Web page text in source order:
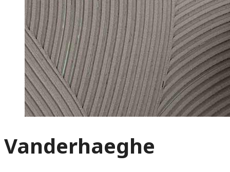
Vanderhaeghe